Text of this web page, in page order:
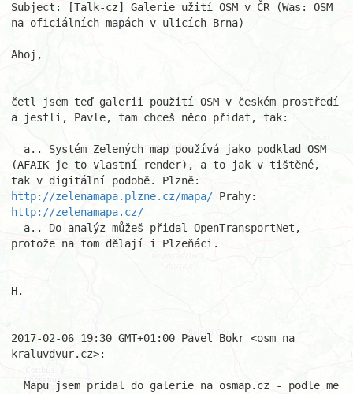
Subject: [Talk-cz] Galerie užití OSM v ČR (Was: OSM
na oficiálních mapách v ulicích Brna)
Ahoj,
četl jsem teď galerii použití OSM v českém prostředí
a jestli, Pavle, tam chceš něco přidat, tak:
(AFAIK je to vlastní render), a to jak v tištěné,
http://zelenamapa.plzne.cz/mapa/
http://zelenamapa.cz/
protože na tom dělají i Plzeňáci.
H.
2017-02-06 19:30 GMT+01:00 Pavel Bokr <osm na
kraluvdvur.cz>: